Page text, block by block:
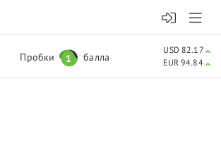
Пробки 1 балла
USD 82.17
EUR 94.84